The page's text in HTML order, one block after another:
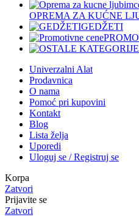
OPREMA ZA KUĆNE
GEDŽETI
Univerzalni Alat
Prodavnica
O nama
Pomoć pri kupovini
Kontakt
Blog
Lista želja
Uporedi
Uloguj se / Registruj se
Korpa
Zatvori
Prijavite se
Zatvori